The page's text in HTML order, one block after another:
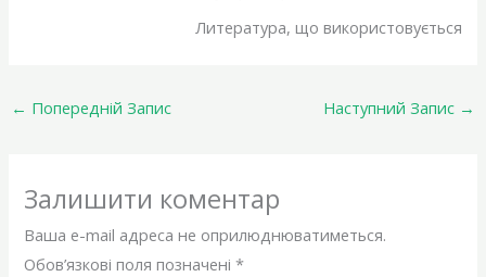
Литература, що використовується
← Попередній Запис Наступний Запис →
Залишити коментар
Ваша e-mail адреса не оприлюднюватиметься.
Обов’язкові поля позначені*